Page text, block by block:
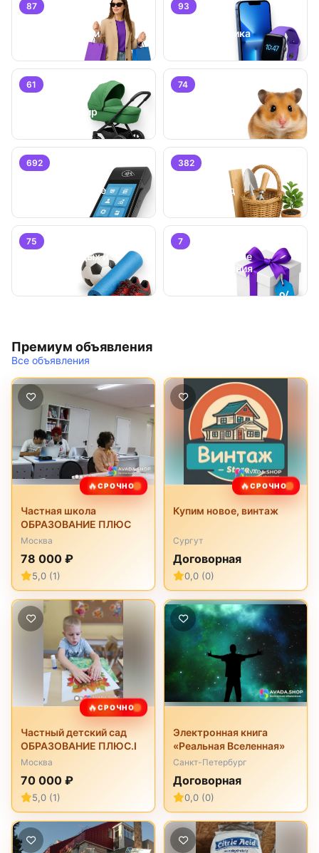
87
Личные вещи
93
Электроника
61
Детский мир
74
692
Оборудование
382
Дом и сад
75
Хобби, отдых и
7
Специальные
предложения
Премиум объявления
Все объявления
🔥СРОЧНО
Частная школа
ОБРАЗОВАНИЕ ПЛЮС
Москва
78 000 ₽
5,0 (1)
🔥СРОЧНО
Купим новое, винтаж
Сургут
Договорная
0,0 (0)
🔥СРОЧНО
Частный детский сад
ОБРАЗОВАНИЕ ПЛЮС.I
Москва
70 000 ₽
5,0 (1)
Электронная книга
«Реальная Вселенная»
Санкт-Петербург
Договорная
0,0 (0)